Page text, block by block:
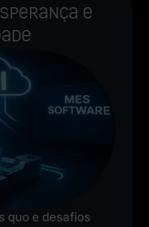
e
quo e desafios